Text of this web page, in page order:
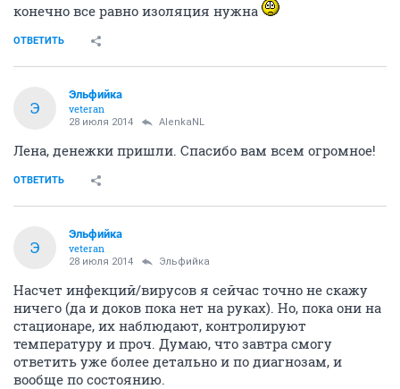
конечно все равно изоляция нужна
ОТВЕТИТЬ
Э
Эльфийка
veteran
28 июля 2014 AlenkaNL
Лена, денежки пришли. Спасибо вам всем огромное!
ОТВЕТИТЬ
Э
Эльфийка
veteran
28 июля 2014 Эльфийка
Насчет инфекций/вирусов я сейчас точно не скажу
ничего (да и доков пока нет на руках). Но, пока они на
стационаре, их наблюдают, контролируют
температуру и проч. Думаю, что завтра смогу
ответить уже более детально и по диагнозам, и
вообще по состоянию.